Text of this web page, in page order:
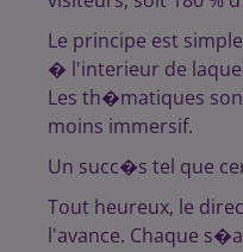
Le principe est
� l'interieur de
Les th�matiques
moins immersif.
Un succ�s tel que
Tout heureux, le
l'avance. Chaque